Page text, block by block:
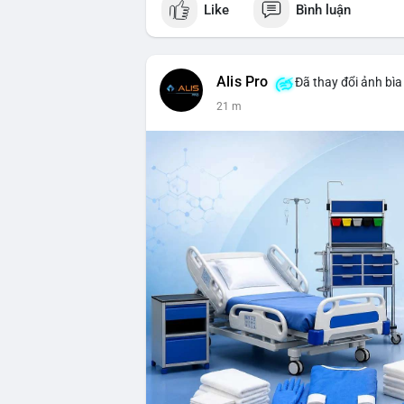
lợi nhuận, $HFT/$SKYAI, $RIVER,
nước Binance, sân khấu, chia sẻ trải
💬 DÒNG CHẢY TIN TỨC & TRUYỀN
không cần rõ ràng, Mỹ cần rõ ràng; CEX
nhất từ tháng 12/2023; Prophet Market
crypto làเรื่อง lớn, người dùng Bitcoin
bỏ Clarity Act đến tháng 9. Telegram
MMT Trading Tournament lên tới 2
rộng campagna airdrop USD1 đến 07/
Chain. Tin tức gần đây: sau tang lễ
Bitcoin gần như biến mất nhưng rủi ro
record, futures vượt spot 8 lần; Bitcoin
Clarity Act delay tạo cơ hội cho trung
210k BTC rời ví cũ; CleanSpark lỡ ước
owned Bridge vào đăng ký EU MiCA
thuận giao dịch cổ phiếu và khối ETF;
thưởng nóng lên.
💡 NHẬN ĐỊNH & KHUYẾN NGHỊ: Thị
hiệu tìm kiếm cơ hội qua altcoin nhỏ
Like Bình luận
Alis Pro Đã thay đổi ảnh bìa
21 m